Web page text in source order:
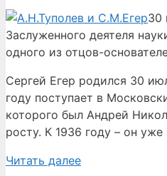
30
Заслуженного деятеля
одного из отцов-
Сергей Егер родился 30
году поступает в
которого был Андрей
росту. К 1936 году – он
Читать далее